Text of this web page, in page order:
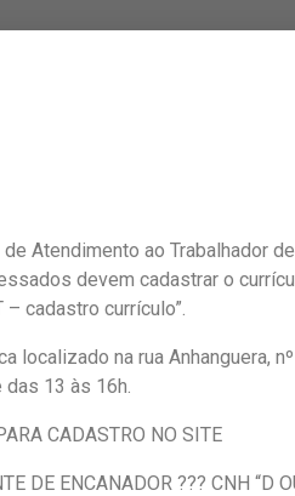
Atendimento ao Trabalhador
devem cadastrar o
– cadastro currículo”.
localizado na rua Anhanguera,
das 13 às 16h.
CADASTRO NO SITE
DE ENCANADOR